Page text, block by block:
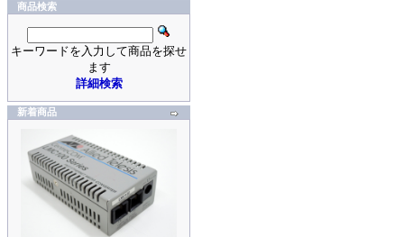
商品検索
キーワードを入力して商品を探せ
ます
詳細検索
新着商品